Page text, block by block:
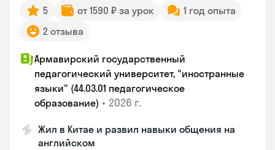
5 от 1590 ₽ за урок
1 год опыта
2 отзыва
Армавирский государственный
педагогический университет, "иностранные
языки" (44.03.01 педагогическое
образование) • 2026 г.
Жил в Китае и развил навыки общения на
английском